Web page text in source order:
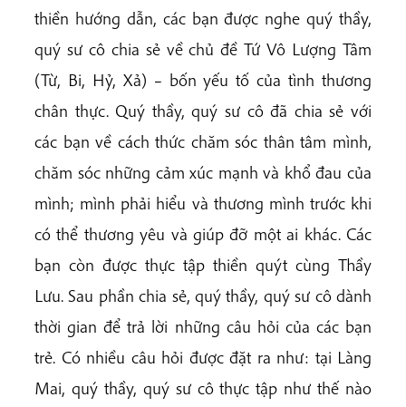
thiền hướng dẫn, các bạn được nghe quý thầy,
quý sư cô chia sẻ về chủ đề Tứ Vô Lượng Tâm
(Từ, Bi, Hỷ, Xả) – bốn yếu tố của tình thương
chân thực. Quý thầy, quý sư cô đã chia sẻ với
các bạn về cách thức chăm sóc thân tâm mình,
chăm sóc những cảm xúc mạnh và khổ đau của
mình; mình phải hiểu và thương mình trước khi
có thể thương yêu và giúp đỡ một ai khác. Các
bạn còn được thực tập thiền quýt cùng Thầy
Lưu. Sau phần chia sẻ, quý thầy, quý sư cô dành
thời gian để trả lời những câu hỏi của các bạn
trẻ. Có nhiều câu hỏi được đặt ra như: tại Làng
Mai, quý thầy, quý sư cô thực tập như thế nào